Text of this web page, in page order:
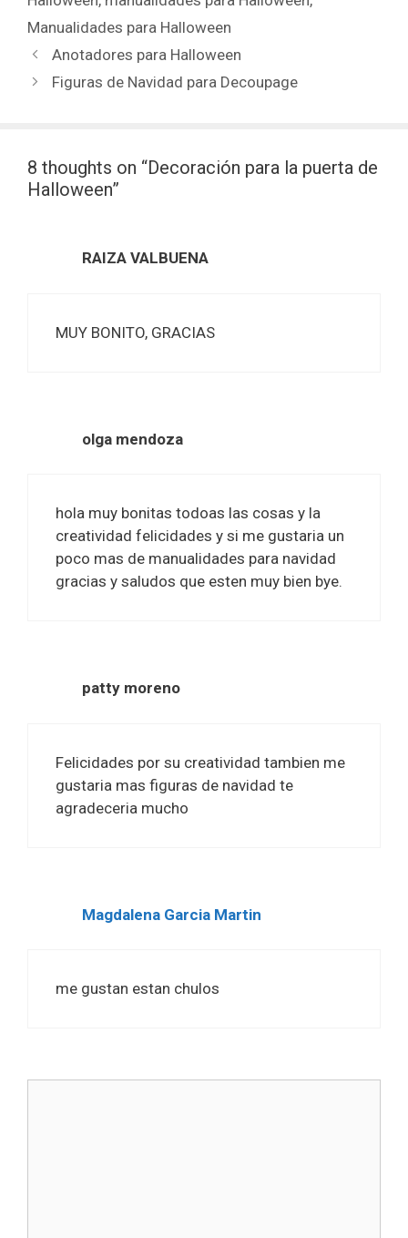
Manualidades para Halloween
Anotadores para Halloween
Figuras de Navidad para Decoupage
8 thoughts on “Decoración para la puerta de
Halloween”
RAIZA VALBUENA
MUY BONITO, GRACIAS
olga mendoza
hola muy bonitas todoas las cosas y la
creatividad felicidades y si me gustaria un
poco mas de manualidades para navidad
gracias y saludos que esten muy bien bye.
patty moreno
Felicidades por su creatividad tambien me
gustaria mas figuras de navidad te
agradeceria mucho
Magdalena Garcia Martin
me gustan estan chulos